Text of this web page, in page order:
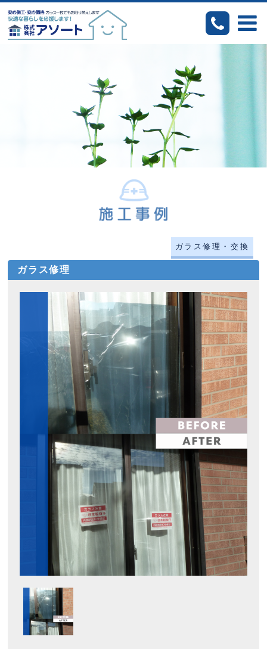
ガラス修理
ガラス修理・交換